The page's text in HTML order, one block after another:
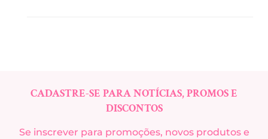
CADASTRE-SE PARA NOTÍCIAS, PROMOS E
DISCONTOS
Se inscrever para promoções, novos produtos e